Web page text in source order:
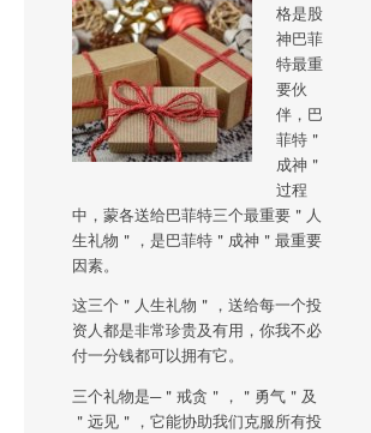
格是股
神巴菲
特最重
要伙
伴，巴
菲特＂
成神＂
过程
中，蒙各送给巴菲特三个最重要＂人
生礼物＂，是巴菲特＂成神＂最重要
因素。
这三个＂人生礼物＂，送给每一个投
资人都是非常珍贵及有用，你我不必
付一分钱都可以拥有它。
三个礼物是─＂戒贪＂，＂勇气＂及
＂远见＂，它能协助我们克服所有投